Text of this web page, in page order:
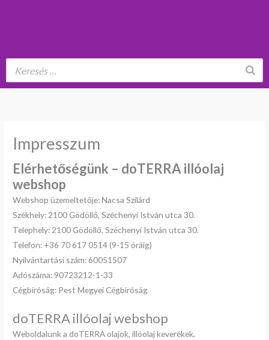
Impresszum
Elérhetőségünk – doTERRA illóolaj
webshop
Webshop üzemeltetője: Nacsa Szilárd
Székhely: 2100 Gödöllő, Széchenyi István utca 30.
Telephely: 2100 Gödöllő, Széchenyi István utca 30.
Telefon: +36 70 617 0514 (9-15 óráig)
Nyilvántartási szám: 60051507
Adószáma: 90723212-1-33
Cégbíróság: Pest Megyei Cégbíróság
doTERRA illóolaj webshop
Weboldalunk a doTERRA olajok, illóolaj keverékek,